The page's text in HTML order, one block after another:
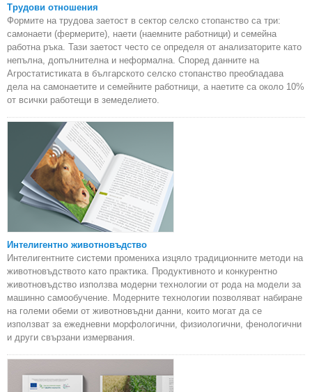
Трудови отношения
Формите на трудова заетост в сектор селско стопанство са три:
самонаети (фермерите), наети (наемните работници) и семейна
работна ръка. Тази заетост често се определя от анализаторите като
непълна, допълнителна и неформална. Според данните на
Агростатистиката в българското селско стопанство преобладава
дела на самонаетите и семейните работници, а наетите са около 10%
от всички работещи в земеделието.
Интелигентно животновъдство
Интелигентните системи промениха изцяло традиционните методи на
животновъдството като практика. Продуктивното и конкурентно
животновъдство използва модерни технологии от рода на модели за
машинно самообучение. Модерните технологии позволяват набиране
на големи обеми от животновъдни данни, които могат да се
използват за ежедневни морфологични, физиологични, фенологични
и други свързани измервания.